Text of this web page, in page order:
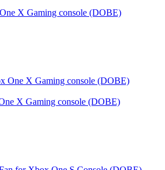
X Gaming console (DOBE)
X Gaming console (DOBE)